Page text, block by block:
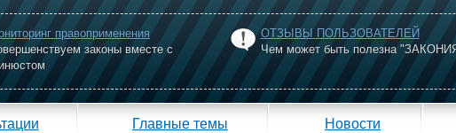
правоприменения
законы вместе с
ОТЗЫВЫ ПОЛЬЗОВАТЕЛЕЙ
Чем может быть полезна
Главные темы Новости